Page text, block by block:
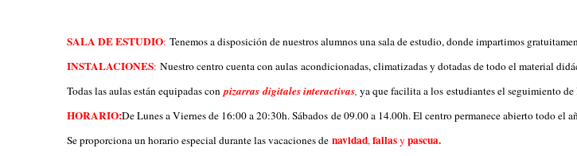
SALA DE ESTUDIO: Tenemos a disposición de nuestros alumnos una sala de estudio, donde impartimos
INSTALACIONES: Nuestro centro cuenta con aulas acondicionadas, climatizadas y dotadas de todo el material
Todas las aulas están equipadas con pizarras digitales interactivas, ya que facilita a los estudiantes el seguimiento
HORARIO:De Lunes a Viernes de 16:00 a 20:30h. Sábados de 09.00 a 14.00h. El centro permanece abierto todo el
Se proporciona un horario especial durante las vacaciones de navidad,fallasypascua.